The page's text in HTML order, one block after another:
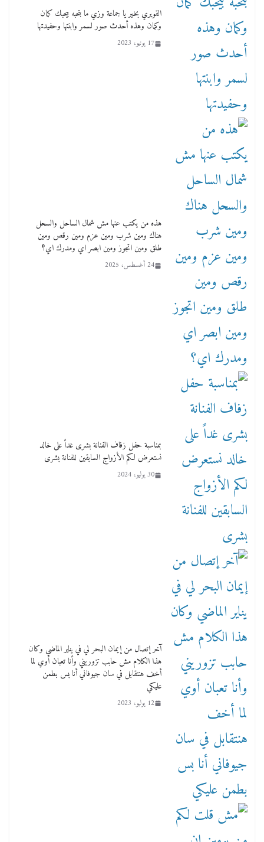
لأول فرع لمدارس لها بمصر في فينا بحضور ولي
العهد
القويري بخير يا جماعة وزي ما بتحبه بيحبك كمان
وكمان وهذه أحدث صور لسمر وابنتها وحفيدتها
17 يونيو، 2023
هذه من يكتب عنها مش شمال الساحل والسحل
هناك ومين شرب ومين عزم ومين رقص ومين
طلق ومين اتجوز ومين ابصر اي ومدرك اي؟
24 أغسطس، 2025
بمناسبة حفل زفاف الفنانة بشرى غداً على خالد
نستعرض لكم الأزواج السابقين للفنانة بشرى
30 يوليو، 2024
آخر إتصال من إيمان البحر لي في يناير الماضي وكان
هذا الكلام مش حابب تزوريني وأنا تعبان أوي لما
أخف هنتقابل في سان جيوفاني أنا بس بطمن
عليكي
12 يوليو، 2023